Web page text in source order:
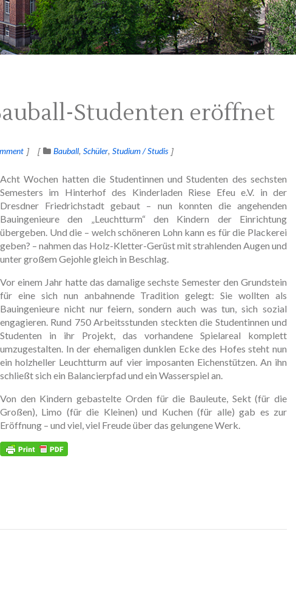
Studenten eröffnet
Bauball Schüler Studium / Studis
Acht Wochen hatten die Studentinnen und Studenten des sechsten
Semesters im Hinterhof des Kinderladen Riese Efeu e.V. in der
Dresdner Friedrichstadt gebaut – nun konnten die angehenden
Bauingenieure den „Leuchtturm“ den Kindern der Einrichtung
übergeben. Und die – welch schöneren Lohn kann es für die Plackerei
geben? – nahmen das Holz-Kletter-Gerüst mit strahlenden Augen und
unter großem Gejohle gleich in Beschlag.
Vor einem Jahr hatte das damalige sechste Semester den Grundstein
für eine sich nun anbahnende Tradition gelegt: Sie wollten als
Bauingenieure nicht nur feiern, sondern auch was tun, sich sozial
engagieren. Rund 750 Arbeitsstunden steckten die Studentinnen und
Studenten in ihr Projekt, das vorhandene Spielareal komplett
umzugestalten. In der ehemaligen dunklen Ecke des Hofes steht nun
ein holzheller Leuchtturm auf vier imposanten Eichenstützen. An ihn
schließt sich ein Balancierpfad und ein Wasserspiel an.
Von den Kindern gebastelte Orden für die Bauleute, Sekt (für die
Großen), Limo (für die Kleinen) und Kuchen (für alle) gab es zur
Eröffnung – und viel, viel Freude über das gelungene Werk.